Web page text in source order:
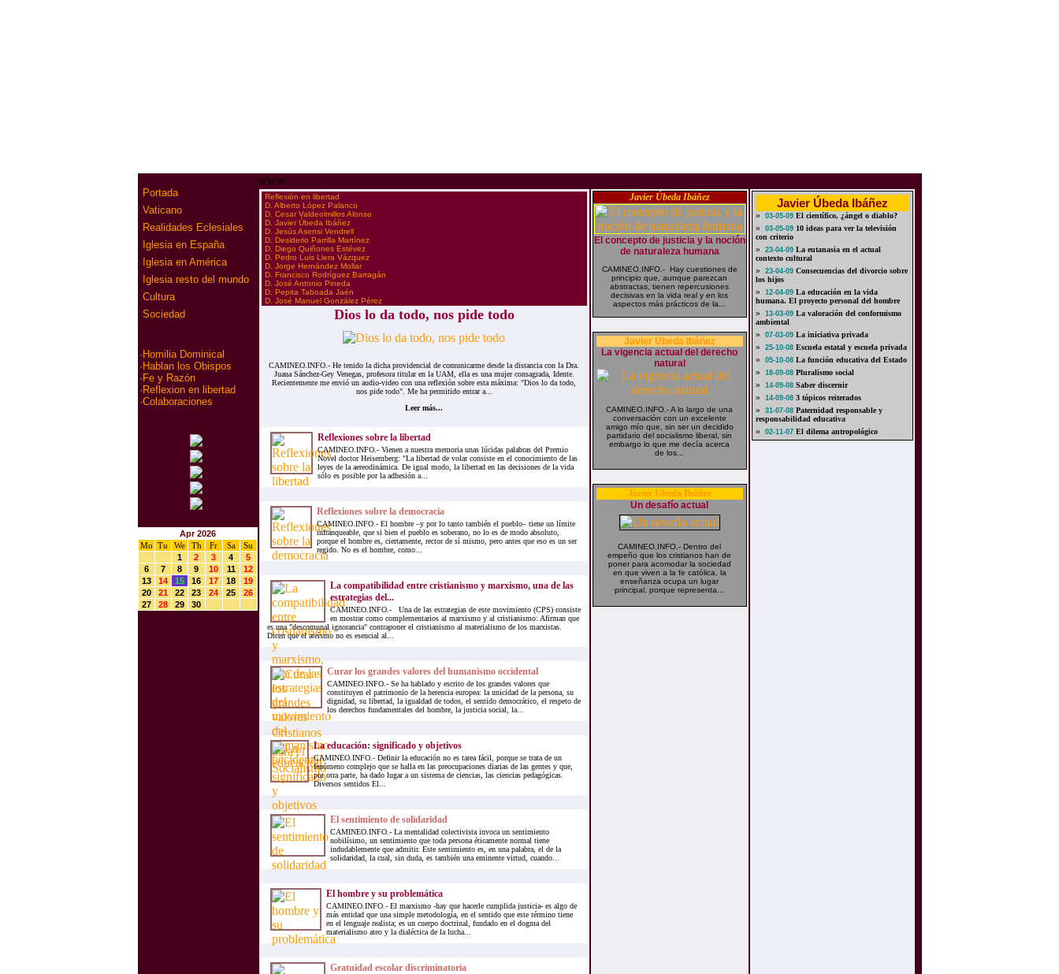
Portada
Vaticano
Realidades Eclesiales
Iglesia en España
Iglesia en América
Iglesia resto del mundo
Cultura
Sociedad
· Homilia Dominical
· Hablan los Obispos
· Fe y Razón
· Reflexion en libertad
·Colaboraciones
Apr 2026
Mo Tu We Th Fr Sa
Su
1
2 3 4
5
6
7 8 9 10 11
12
13
14 15 16 17 18
19
20
21 22 23 24 25
26
27
28 29 30
www
·Reflexión en libertad
·D. Alberto López Palanco
·D. Cesar Valdeolmillos Alonso
·D. Javier Úbeda Ibáñez
·D. Jesús Asensi Vendrell
·D. Desiderio Parrilla Martínez
·D. Diego Quiñones Estévez
·D. Pedro Luis Llera Vázquez
·D. Jorge Hernández Mollar
·D. Francisco Rodríguez Barragán
·D. José Antonio Pineda
·D. Pepita Taboada Jaén
·D. José Manuel González Pérez
Dios lo da todo, nos pide todo
CAMINEO.INFO.- He tenido la dicha providencial de comunicarme desde la distancia con la Dra.
Juana Sánchez-Gey Venegas, profesora titular en la UAM, ella es una mujer consagrada, Idente.
Recientemente me envió un audio-video con una reflexión sobre esta máxima: "Dios lo da todo,
nos pide todo". Me ha permitido entrar a...
Leer más...
Reflexiones sobre la libertad
CAMINEO.INFO.- Vienen a nuestra memoria unas lúcidas palabras del Premio
Novel doctor Heisemberg: "La libertad de volar consiste en el conocimiento de las
leyes de la aereodinámica. De igual modo, la libertad en las decisiones de la vida
sólo es posible por la adhesión a...
Reflexiones sobre la democracia
CAMINEO.INFO.- El hombre –y por lo tanto también el pueblo– tiene un límite
infranqueable, que si bien el pueblo es soberano, no lo es de modo absoluto,
porque el hombre es, ciertamente, rector de sí mismo, pero antes que eso es un ser
regido. No es el hombre, como...
La compatibilidad entre cristianismo y marxismo, una de las
estrategias del...
CAMINEO.INFO.- Una de las estrategias de este movimiento (CPS) consiste
en mostrar como complementarios al marxismo y al cristianismo: Afirman que
es una "descomunal ignorancia" contraponer el cristianismo al materialismo de los marxistas.
Dicen que el ateísmo no es esencial al...
Curar los grandes valores del humanismo occidental
CAMINEO.INFO.- Se ha hablado y escrito de los grandes valores que
constituyen el patrimonio de la herencia europea: la unicidad de la persona, su
dignidad, su libertad, la igualdad de todos, el sentido democrático, el respeto de
los derechos fundamentales del hombre, la justicia social, la...
La educación: significado y objetivos
CAMINEO.INFO.- Definir la educación no es tarea fácil, porque se trata de un
fenómeno complejo que se halla en las preocupaciones diarias de las gentes y que,
por otra parte, ha dado lugar a un sistema de ciencias, las ciencias pedagógicas.
Diversos sentidos El...
El sentimiento de solidaridad
CAMINEO.INFO.- La mentalidad colectivista invoca un sentimiento
nobilísimo, un sentimiento que toda persona éticamente normal tiene
indudablemente que admitir. Este sentimiento es, en una palabra, el de la
solidaridad, la cual, sin duda, es también una eminente virtud, cuando...
El hombre y su problemática
CAMINEO.INFO.- El marxismo -hay que hacerle cumplida justicia- es algo de
más entidad que una simple metodología, en el sentido que este término tiene
en el lenguaje realista; es un cuerpo doctrinal, fundado en el dogma del
materialismo ateo y la dialéctica de la lucha...
Gratuidad escolar discriminatoria
Javier Úbeda Ibáñez
El concepto de justicia y la noción
de naturaleza humana
CAMINEO.INFO.- Hay cuestiones de
principio que, aunque parezcan
abstractas, tienen repercusiones
decisivas en la vida real y en los
aspectos más prácticos de la...
Javier Úbeda Ibáñez
La vigencia actual del derecho
natural
CAMINEO.INFO.- A lo largo de una
conversación con un excelente
amigo mío que, sin ser un decidido
partidario del socialismo liberal, sin
embargo lo que me decía acerca
de los...
Javier Úbeda Ibáñez
Un desafío actual
CAMINEO.INFO.- Dentro del
empeño que los cristianos han de
poner para acomodar la sociedad
en que viven a la fe católica, la
enseñanza ocupa un lugar
principal, porque representa...
Javier Úbeda Ibáñez
» 03-05-09El científico, ¿ángel o diablo?
»
03-05-0910 ideas para ver la televisión
con criterio
»
23-04-09La eutanasia en el actual
contexto cultural
»
23-04-09Consecuencias del divorcio sobre
los hijos
»
12-04-09La educación en la vida
humana. El proyecto personal del hombre
»
13-03-09La valoración del conformismo
ambiental
»
07-03-09La iniciativa privada
»
25-10-08Escuela estatal y escuela privada
»
05-10-08La función educativa del Estado
»
18-09-08Pluralismo social
»
14-09-08Saber discernir
»
14-09-083 tópicos reiterados
»
31-07-08Paternidad responsable y
responsabilidad educativa
»
02-11-07El dilema antropológico